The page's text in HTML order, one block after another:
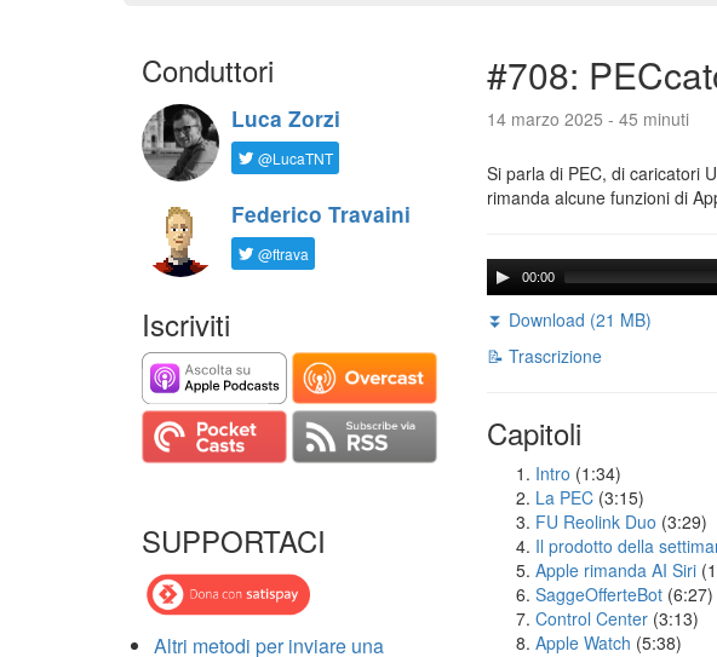
Conduttori
Luca Zorzi
@LucaTNT
Federico Travaini
@ftrava
Iscriviti
SUPPORTACI
Altri metodi per inviare una
#708:
14 marzo 2025 - 45 minuti
Si parla di PEC, di caricatori
rimanda alcune funzioni di
00:00
⏬ Download (21 MB)
📝 Trascrizione
Capitoli
Intro (1:34)
La PEC (3:15)
FU Reolink Duo (3:29)
Il prodotto della
Apple rimanda AI Siri
SaggeOfferteBot (6:27)
Control Center (3:13)
Apple Watch (5:38)